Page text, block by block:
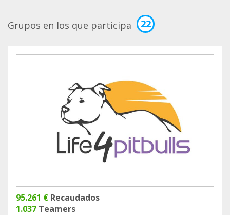
Grupos en los que participa 22
95.261 € Recaudados
1.037 Teamers